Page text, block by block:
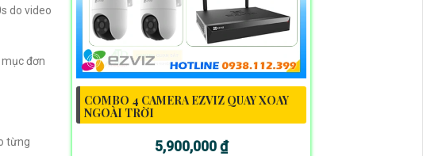
do video
đơn
từng
COMBO 4 CAMERA EZVIZ QUAY XOAY
NGOÀI TRỜI
5,900,000 ₫